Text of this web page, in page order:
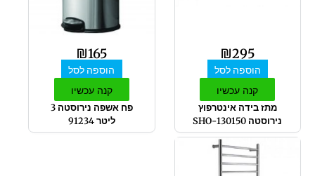
₪295
הוספה לסל
קנה עכשיו
מתז בידה אינטרפוץ
נירוסטה 130150-SHO
₪165
הוספה לסל
קנה עכשיו
פח אשפה נירוסטה 3
ליטר 91234